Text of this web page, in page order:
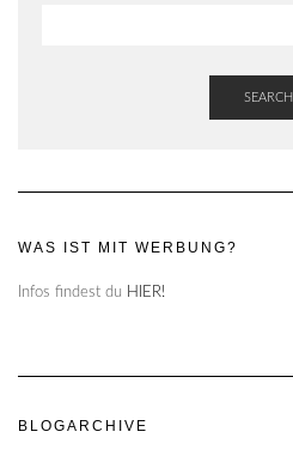
SEARCH
WAS IST MIT WERBUNG?
Infos findest du HIER!
BLOGARCHIVE